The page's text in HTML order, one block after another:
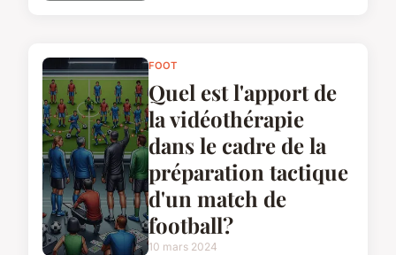
FOOT
Quel est l'apport de
la vidéothérapie
dans le cadre de la
préparation tactique
d'un match de
football?
10 mars 2024